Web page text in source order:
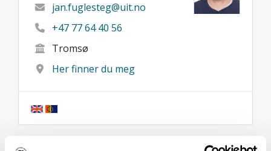
jan.fuglesteg@uit.no
+47 77 64 40 56
Tromsø
Her finner du meg